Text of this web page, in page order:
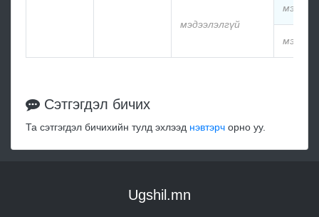
мэдээлэлгүй
Сэтгэгдэл бичих
Та сэтгэгдэл бичихийн тулд эхлээд нэвтэрч орно уу.
Ugshil.mn